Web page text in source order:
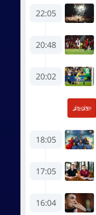
22:05
20:48
20:02
18:05
17:05
16:04